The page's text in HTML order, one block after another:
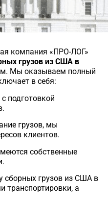
компания «ПРО-ЛОГ»
грузов из США в
Мы оказываем полный
в себя:
подготовкой
грузов, мы
клиентов.
собственные
сборных грузов из США в
транспортировки, а